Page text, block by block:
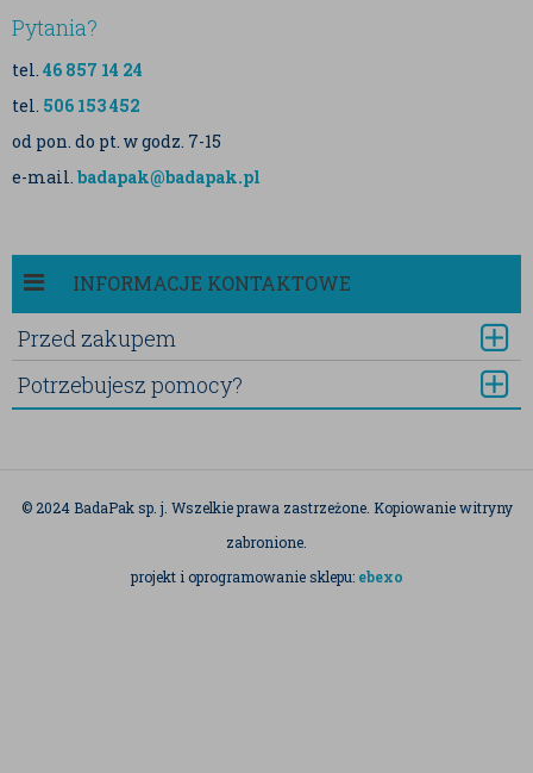
Pytania?
tel. 46 857 14 24
tel. 506 153 452
od pon. do pt. w godz. 7-15
e-mail. badapak@badapak.pl
INFORMACJE KONTAKTOWE
Przed zakupem
Potrzebujesz pomocy?
© 2024 BadaPak sp. j. Wszelkie prawa zastrzeżone. Kopiowanie witryny
zabronione.
projekt i oprogramowanie sklepu: ebexo